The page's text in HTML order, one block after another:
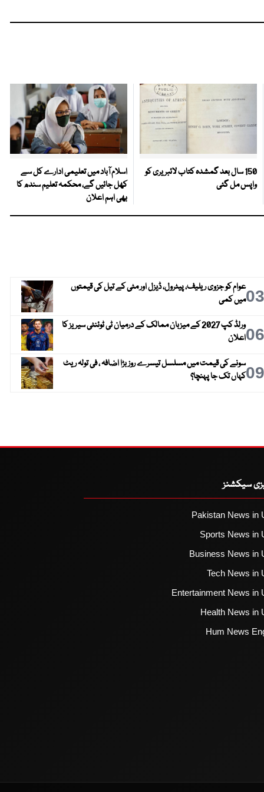
150 سال بعد گمشدہ کتاب لائبریری کو
واپس مل گئی
اسلام آباد میں تعلیمی ادارے کل سے
کھل جائیں گے، محکمہ تعلیم سندھ کا
بھی اہم اعلان
03عوام کو جزوی ریلیف، پیٹرول، ڈیزل اور مٹی کے تیل کی قیمتوں
میں کمی
06
ورلڈ کپ 2027 کے میزبان ممالک کے درمیان ٹی ٹوئنٹی سیریز کا
اعلان
09سونے کی قیمت میں مسلسل تیسرے روز بڑا اضافہ ، فی تولہ ریٹ
کہاں تک جا پہنچا؟
سیکشنز
Pakistan News in
Sports News in
Business News in
Tech News in
Entertainment News in
Health News in
Hum News